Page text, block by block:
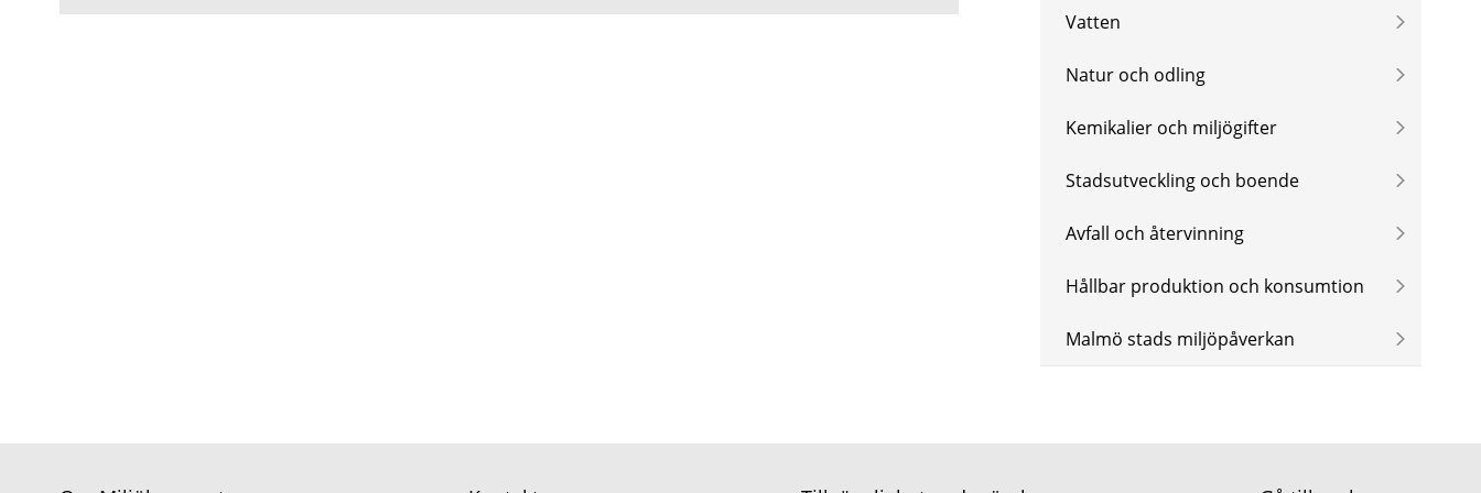
Vatten
Natur och odling
Kemikalier och miljögifter
Stadsutveckling och boende
Avfall och återvinning
Hållbar produktion och konsumtion
Malmö stads miljöpåverkan